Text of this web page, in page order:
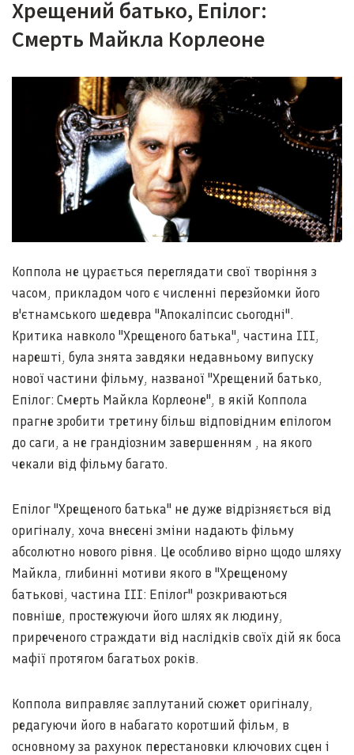
Хрещений батько, Епілог:
Смерть Майкла Корлеоне
Коппола не цурається переглядати свої творіння з
часом, прикладом чого є численні перезйомки його
в'єтнамського шедевра "Апокаліпсис сьогодні".
Критика навколо "Хрещеного батька", частина III,
нарешті, була знята завдяки недавньому випуску
нової частини фільму, названої "Хрещений батько,
Епілог: Смерть Майкла Корлеоне", в якій Коппола
прагне зробити третину більш відповідним епілогом
до саги, а не грандіозним завершенням , на якого
чекали від фільму багато.
Епілог "Хрещеного батька" не дуже відрізняється від
оригіналу, хоча внесені зміни надають фільму
абсолютно нового рівня. Це особливо вірно щодо шляху
Майкла, глибинні мотиви якого в "Хрещеному
батькові, частина III: Епілог" розкриваються
повніше, простежуючи його шлях як людину,
приреченого страждати від наслідків своїх дій як боса
мафії протягом багатьох років.
Коппола виправляє заплутаний сюжет оригіналу,
редагуючи його в набагато коротший фільм, в
основному за рахунок перестановки ключових сцен і